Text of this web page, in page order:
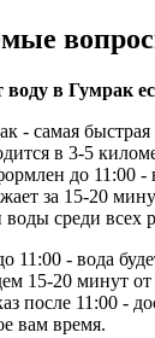
в Гумрак
- самая
в 3-5
до 11:00 -
за 15-20
воды среди всех
11:00 - вода
15-20 минут от
после 11:00 -
вам время.